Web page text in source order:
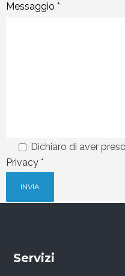
Messaggio *
Dichiaro di aver
Privacy*
Servizi